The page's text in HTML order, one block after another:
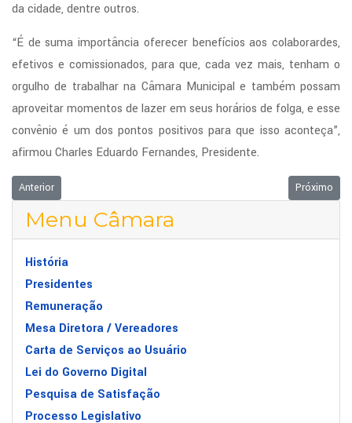
da cidade, dentre outros.
“É de suma importância oferecer benefícios aos colaborardes,
efetivos e comissionados, para que, cada vez mais, tenham o
orgulho de trabalhar na Câmara Municipal e também possam
aproveitar momentos de lazer em seus horários de folga, e esse
convênio é um dos pontos positivos para que isso aconteça”,
afirmou Charles Eduardo Fernandes, Presidente.
Artigo anterior: Câmara recebe Alexandre Correa para a palestra sobre
Anterior Próximo
Próximo
Menu Câmara
História
Presidentes
Remuneração
Mesa Diretora / Vereadores
Carta de Serviços ao Usuário
Lei do Governo Digital
Pesquisa de Satisfação
Processo Legislativo